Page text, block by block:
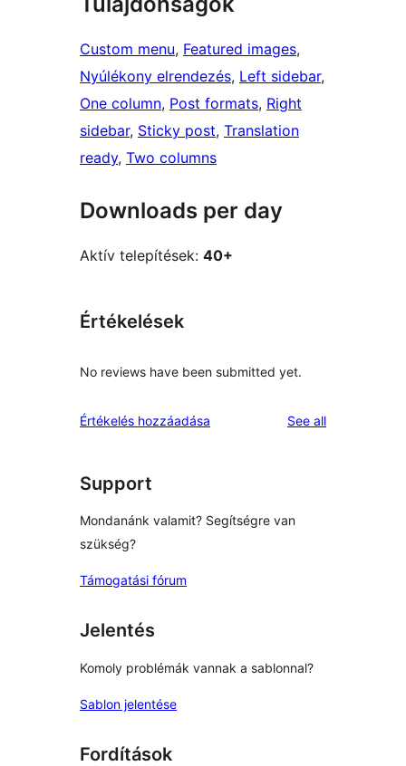
Custom menu, Featured images
Nyúlékony elrendezés, Left sidebar
One column, Post formats, Right
sidebar, Sticky post, Translation
ready, Two columns
Downloads per day
Aktív telepítések: 40+
Értékelések
No reviews have been submitted yet.
Értékelés hozzáadása See allreviews
Support
Mondanánk valamit? Segítségre van
szükség?
Támogatási fórum
Jelentés
Komoly problémák vannak a sablonnal?
Sablon jelentése
Fordítások